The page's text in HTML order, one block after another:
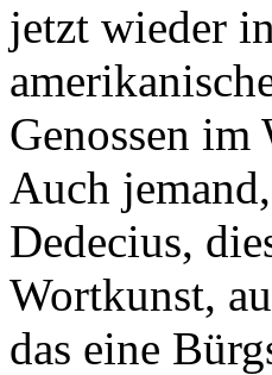
jetzt wieder
Genossen
Auch
Dedecius,
Wortkunst,
das eine